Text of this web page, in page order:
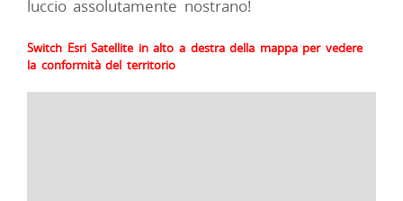
luccio assolutamente nostrano!
Switch Esri Satellite in alto a destra della mappa per vedere
la conformità del territorio